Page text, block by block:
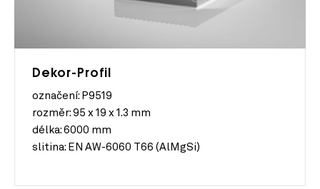
Dekor-Profil
označení: P9519
rozměr: 95 x 19 x 1.3 mm
délka: 6000 mm
slitina: EN AW-6060 T66 (AlMgSi)